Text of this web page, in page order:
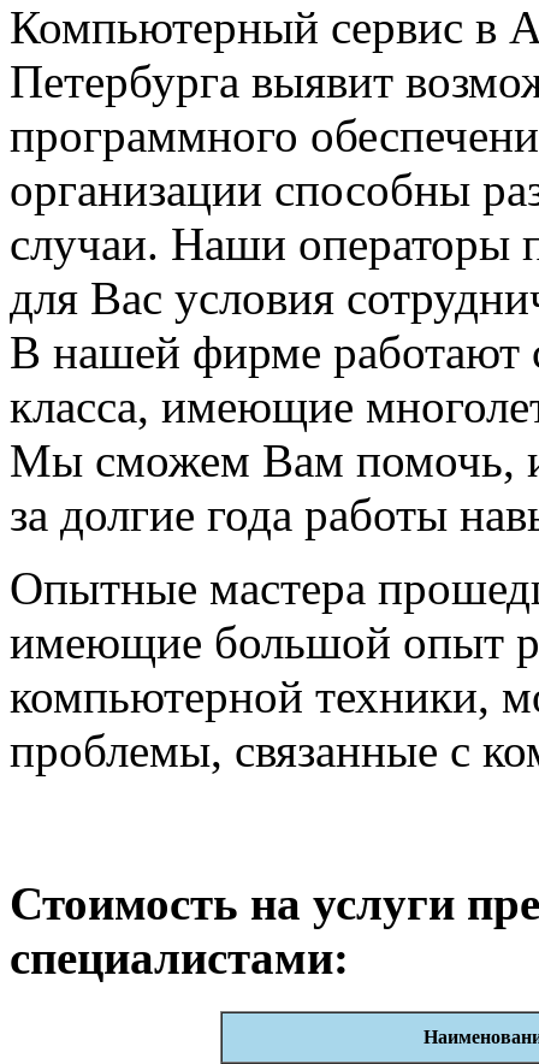
Компьютерный сервис в
Петербурга выявит
программного
организации способны
случаи. Наши операторы
для Вас условия
В нашей фирме работают
класса, имеющие
Мы сможем Вам помочь,
за долгие года работы
Опытные мастера
имеющие большой опыт
компьютерной техники,
проблемы, связанные с
Стоимость на услуги
специалистами: